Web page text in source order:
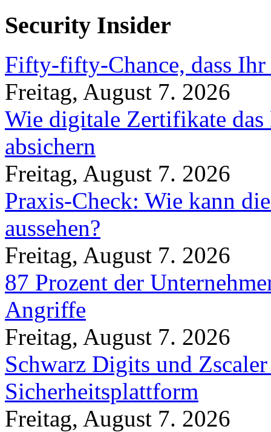
Security Insider
Fifty-fifty-Chance, dass
Freitag, August 7. 2026
Wie digitale Zertifikate
absichern
Freitag, August 7. 2026
Praxis-Check: Wie kann
aussehen?
Freitag, August 7. 2026
87 Prozent der
Angriffe
Freitag, August 7. 2026
Schwarz Digits und
Sicherheitsplattform
Freitag, August 7. 2026